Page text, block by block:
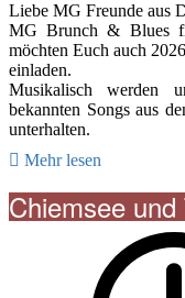
Liebe MG Freunde aus
MG Brunch & Blues
möchten Euch auch
einladen.
Musikalisch werden
bekannten Songs aus
unterhalten.
Mehr lesen
Chiemsee